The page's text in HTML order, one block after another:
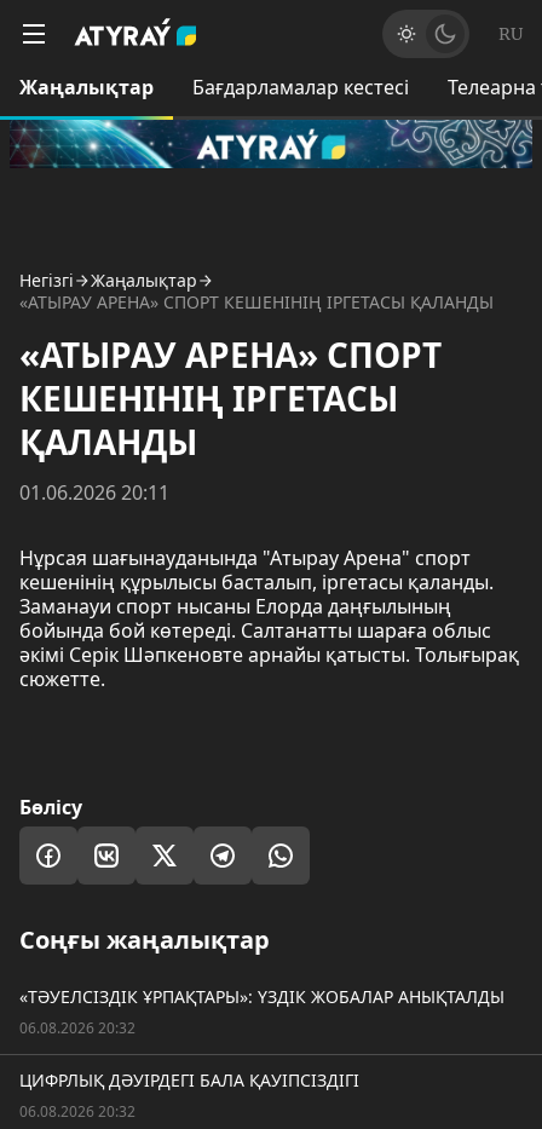
RU
Жаңалықтар Бағдарламалар кестесі
Негізгі
Жаңалықтар
«АТЫРАУ АРЕНА» СПОРТ КЕШЕНІНІҢ ІРГЕТАСЫ ҚАЛАНДЫ
«АТЫРАУ АРЕНА» СПОРТ
КЕШЕНІНІҢ ІРГЕТАСЫ
ҚАЛАНДЫ
01.06.2026 20:11
Нұрсая шағынауданында "Атырау Арена" спорт
кешенінің құрылысы басталып, іргетасы қаланды.
Заманауи спорт нысаны Елорда даңғылының
бойында бой көтереді. Салтанатты шараға облыс
әкімі Серік Шәпкеновте арнайы қатысты. Толығырақ
сюжетте.
Бөлісу
Соңғы жаңалықтар
«ТӘУЕЛСІЗДІК ҰРПАҚТАРЫ»: ҮЗДІК ЖОБАЛАР АНЫҚТАЛДЫ
06.08.2026 20:32
ЦИФРЛЫҚ ДӘУІРДЕГІ БАЛА ҚАУІПСІЗДІГІ
06.08.2026 20:32